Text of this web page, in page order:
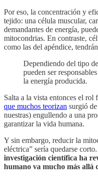
Por eso, la concentración y
tejido: una célula muscular,
demandantes de energía,
mitocondrias. En contraste,
como las del apéndice,
Dependiendo del tipo
pueden ser
la energía producida.
Salta a la vista entonces el rol
que muchos teorizan surgió
nuestras) engullendo a una
garantizar la vida humana.
Y sin embargo, reducir la
eléctrica” sería quedarse corto.
investigación científica ha
humano va mucho más allá